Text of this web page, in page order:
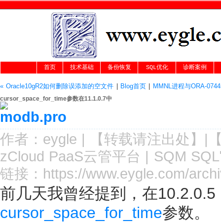
首页 技术基础 备份恢复 SQL优化 诊断案例
« Oracle10gR2如何删除误添加的空文件 Blog首页| MMNL进程与ORA-
cursor_space_for_time参数在11.1.0.7中
作者： eygle | 【转载请注出处 】|
zCloud PaaS云管平台 | SQM
链接： https://www.eygle.com/
前几天我曾经提到，在
cursor_space_for_time参数。